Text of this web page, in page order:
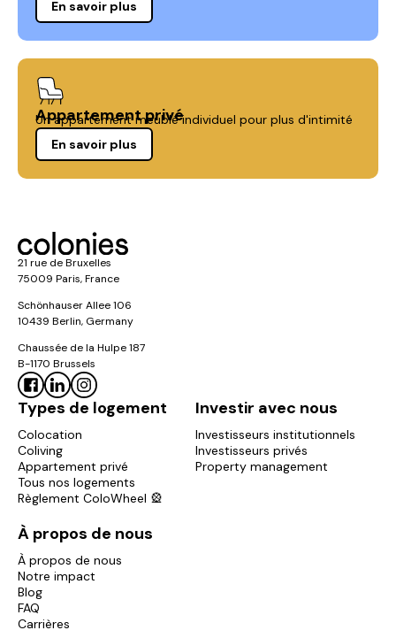
En savoir plus
Appartement privé
Un appartement meublé individuel pour plus d'intimité
En savoir plus
21 rue de Bruxelles
75009 Paris, France
Schönhauser Allee 106
10439 Berlin, Germany
Chaussée de la Hulpe 187
B-1170 Brussels
Types de logement
Colocation
Coliving
Appartement privé
Tous nos logements
Règlement ColoWheel 🎡
Investir avec nous
Investisseurs institutionnels
Investisseurs privés
Property management
À propos de nous
À propos de nous
Notre impact
Blog
FAQ
Carrières